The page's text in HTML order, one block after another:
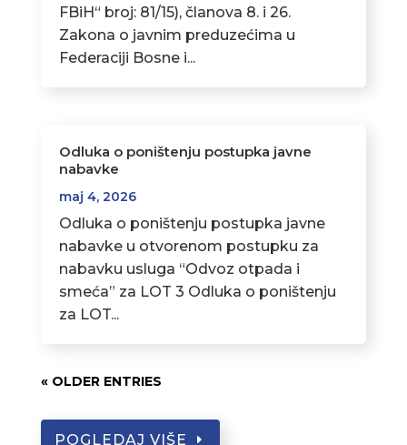
FBiH“ broj: 81/15), članova 8. i 26.
Zakona o javnim preduzećima u
Federaciji Bosne i...
Odluka o poništenju postupka javne
nabavke
maj 4, 2026
Odluka o poništenju postupka javne
nabavke u otvorenom postupku za
nabavku usluga “Odvoz otpada i
smeća” za LOT 3 Odluka o poništenju
za LOT...
« OLDER ENTRIES
POGLEDAJ VIŠE